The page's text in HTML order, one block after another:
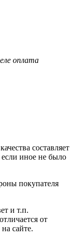
оплата
составляет
если иное не было
покупателя
и т.п.
от
сайте.